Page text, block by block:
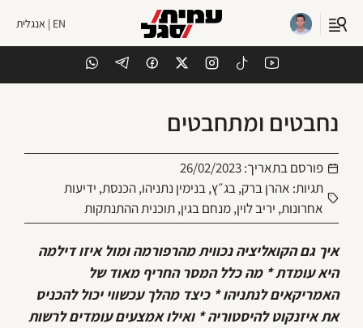
EN | אנגלית
נחבטים ומתחבטים
פורסם בתאריך:26/02/2023
תגיות: אהרן ברק,בג״ץ,בנימין נתניהו,הכנסת, ידיעות
אחרונות, יריב לוין,מנחם בגין,תוכנית ההתנתקות
איך גם הקואליציה נכווית מהרפורמה ומול איזו דילמה
היא עומדת * מה כלל המסר החריף מאוד של
האמריקאים לנתניהו * כיצד מהלך עכשווי יכול להכניס
את איזנקוט להיסטוריה * ואילו אמצעים עומדים לרשות